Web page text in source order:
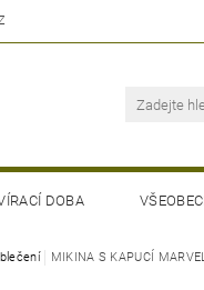
DOBA
MIKINA S KAPUCÍ